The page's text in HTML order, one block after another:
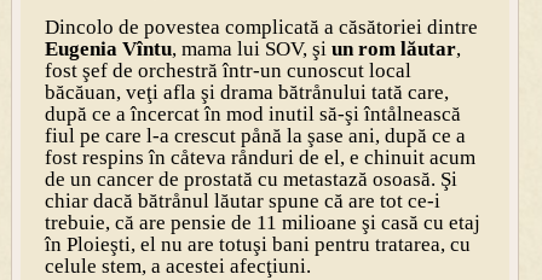
Dincolo de povestea complicată a căsătoriei dintre
Eugenia Vîntu, mama lui SOV, şi un rom lăutar,
fost şef de orchestră într-un cunoscut local
băcăuan, veţi afla şi drama bătrånului tată care,
după ce a încercat în mod inutil să-şi întålnească
fiul pe care l-a crescut pånă la şase ani, după ce a
fost respins în cåteva rånduri de el, e chinuit acum
de un cancer de prostată cu metastază osoasă. Şi
chiar dacă bătrånul lăutar spune că are tot ce-i
trebuie, că are pensie de 11 milioane şi casă cu etaj
în Ploieşti, el nu are totuşi bani pentru tratarea, cu
celule stem, a acestei afecţiuni.